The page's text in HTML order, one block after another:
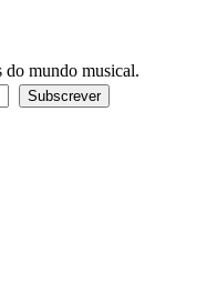
do mundo musical.